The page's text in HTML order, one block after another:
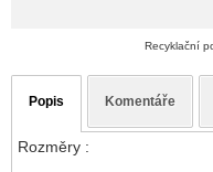
Recyklační
Popis Komentáře
Rozměry :